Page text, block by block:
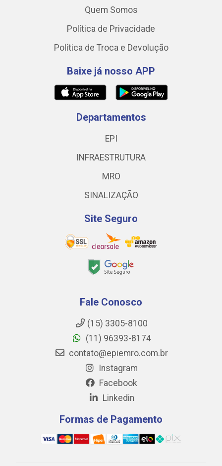
Quem Somos
Política de Privacidade
Política de Troca e Devolução
Baixe já nosso APP
Departamentos
EPI
INFRAESTRUTURA
MRO
SINALIZAÇÃO
Site Seguro
Fale Conosco
(15) 3305-8100
(11) 96393-8174
contato@epiemro.com.br
Instagram
Facebook
Linkedin
Formas de Pagamento